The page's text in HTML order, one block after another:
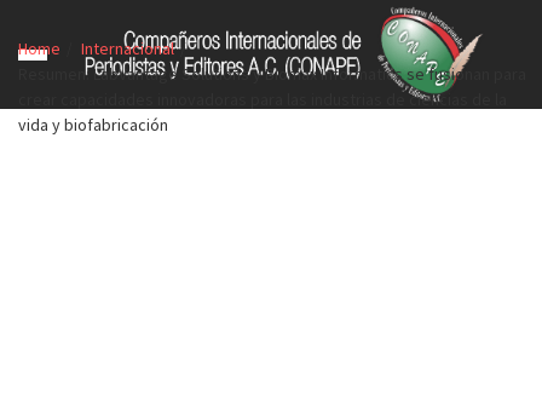
Home
Internacional
Resumen: LabVantage Solutions y Biomax Informatics se fusionan para
crear capacidades innovadoras para las industrias de ciencias de la
vida y biofabricación